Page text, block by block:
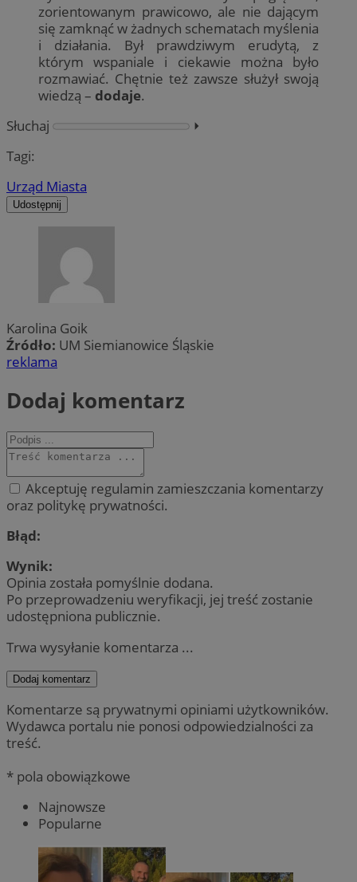
zorientowanym prawicowo, ale nie dającym
się zamknąć w żadnych schematach myślenia
i działania. Był prawdziwym erudytą, z
którym wspaniale i ciekawie można było
rozmawiać. Chętnie też zawsze służył swoją
wiedzą – dodaje.
Słuchaj
⏵︎
Tagi:
Urząd Miasta
Udostępnij
Karolina Goik
Źródło: UM Siemianowice Śląskie
reklama
Dodaj komentarz
Akceptuję regulamin zamieszczania komentarzy
oraz politykę prywatności.
Błąd:
Wynik:
Opinia została pomyślnie dodana.
Po przeprowadzeniu weryfikacji, jej treść zostanie
udostępniona publicznie.
Trwa wysyłanie komentarza ...
Dodaj komentarz
Komentarze są prywatnymi opiniami użytkowników.
Wydawca portalu nie ponosi odpowiedzialności za
treść.
* pola obowiązkowe
Najnowsze
Popularne